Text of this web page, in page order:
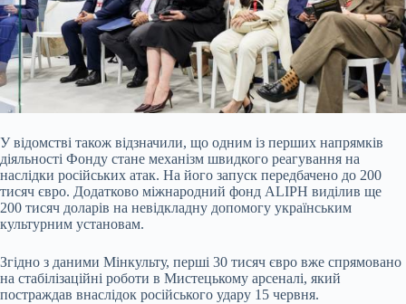
У відомстві також відзначили, що одним із перших напрямків
діяльності Фонду стане механізм швидкого реагування на
наслідки російських атак. На його запуск передбачено до 200
тисяч євро. Додатково міжнародний фонд ALIPH виділив ще
200 тисяч доларів на невідкладну допомогу українським
культурним установам.
Згідно з даними Мінкульту, перші 30 тисяч євро вже спрямовано
на стабілізаційні роботи в Мистецькому арсеналі, який
постраждав внаслідок російського удару 15 червня.